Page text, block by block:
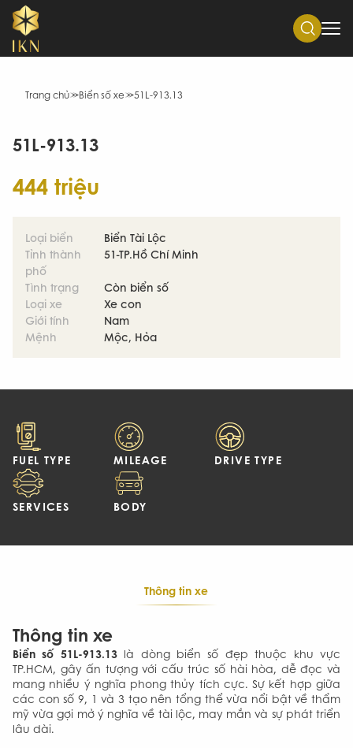
Trang chủ Biển số xe 51L-913.13
51L-913.13
444 triệu
Loại biển
Biển Tài Lộc
Tỉnh thành
phố
51-TP.Hồ Chí Minh
Tình trạng
Còn biển số
Loại xe
Xe con
Giới tính
Nam
Mệnh
Mộc, Hỏa
FUEL TYPE MILEAGE DRIVE TYPE
SERVICES BODY
Thông tin xe
Thông tin xe
Biển số 51L-913.13là dòng biển số đẹp thuộc khu vực
TP.HCM, gây ấn tượng với cấu trúc số hài hòa, dễ đọc và
mang nhiều ý nghĩa phong thủy tích cực. Sự kết hợp giữa
các con số 9, 1 và 3 tạo nên tổng thể vừa nổi bật về thẩm
mỹ vừa gợi mở ý nghĩa về tài lộc, may mắn và sự phát triển
lâu dài.